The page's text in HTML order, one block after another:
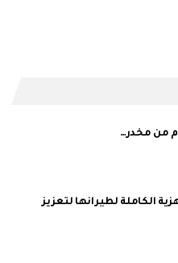
الكاملة لطيرانها لتعزيز